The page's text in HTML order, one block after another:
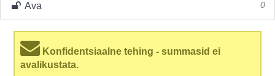
Ava 0
Konfidentsiaalne tehing - summasid ei
avalikustata.